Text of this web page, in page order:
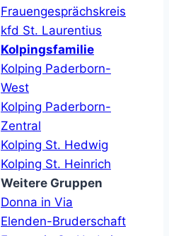
Frauengesprächskreis
kfd St. Laurentius
Kolpingsfamilie
Kolping Paderborn-
West
Kolping Paderborn-
Zentral
Kolping St. Hedwig
Kolping St. Heinrich
Weitere Gruppen
Donna in Via
Elenden-Bruderschaft